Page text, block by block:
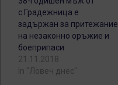
с.Градежница е
задържан за притежание
на незаконно оръжие и
боеприпаси
21.11.2018
In "Ловеч днес"